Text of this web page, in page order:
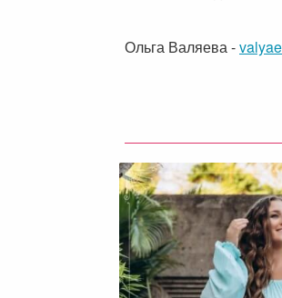
Ольга Валяева -